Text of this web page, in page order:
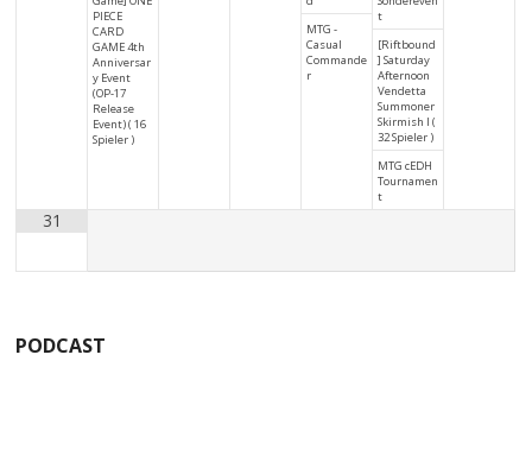
PIECE
CARD
GAME 4th
Anniversar
y Event
(OP-17
Release
Event) ( 16
Spieler )
MTG -
Casual
Commande
r
t
[Riftbound
] Saturday
Afternoon
Vendetta
Summoner
Skirmish I (
32 Spieler )
MTG cEDH
Tournamen
t
31
PODCAST